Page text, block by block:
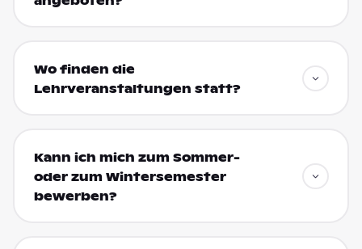
Wo finden die
Lehrveranstaltungen statt?
Kann ich mich zum Sommer-
oder zum Wintersemester
bewerben?